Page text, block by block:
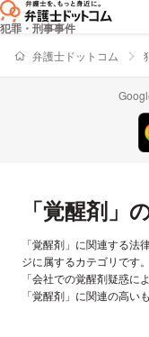
犯罪・刑事事件
弁護士ドットコム
「覚醒剤」
「覚醒剤」に関連する法
ジに属するカテゴリです
「会社での覚醒剤疑惑に
「覚醒剤」に関連の高い